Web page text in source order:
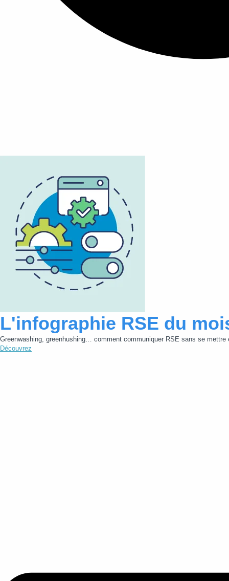
L'infographie RSE du
Greenwashing, greenhushing… comment communiquer RSE sans se mettre
Découvrez